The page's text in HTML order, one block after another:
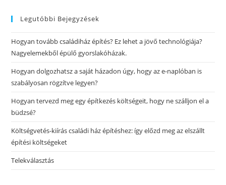
Legutóbbi Bejegyzések
Hogyan tovább családiház építés? Ez lehet a jövő technológiája?
Nagyelemekből épülő gyorslakóházak.
Hogyan dolgozhatsz a saját házadon úgy, hogy az e-naplóban is
szabályosan rögzítve legyen?
Hogyan tervezd meg egy építkezés költségeit, hogy ne szálljon el a
büdzsé?
Költségvetés-kiírás családi ház építéshez: így előzd meg az elszállt
építési költségeket
Telekválasztás